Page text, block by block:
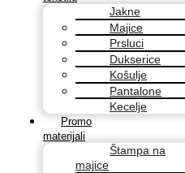
Jakne
Majice
Prsluci
Dukserice
Košulje
Pantalone
Kecelje
Promo
materijali
Štampa na
majice